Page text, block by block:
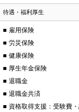
待遇・福利厚生
■ 雇用保険
■ 労災保険
■ 健康保険
■ 厚生年金保険
■ 退職金
■ 退職金共済
■ 資格取得支援：受験費